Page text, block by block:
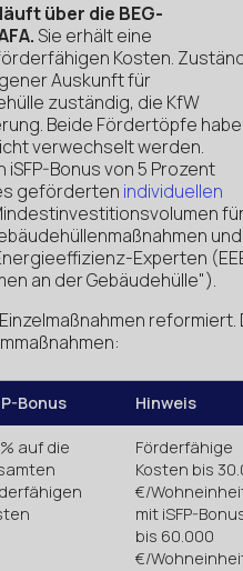
über die BEG-
Sie erhält eine
Kosten.
Auskunft für
zuständig, die KfW
Beide Fördertöpfe
verwechselt werden.
Bonus von 5 Prozent
geförderten individuellen
Experten
an der Gebäudehülle").
Einzelmaßnahmen reformiert.
Bonus Hinweis
auf die
Förderfähige
Kosten bis
€/
mit iSFP-
bis 60.000
€/